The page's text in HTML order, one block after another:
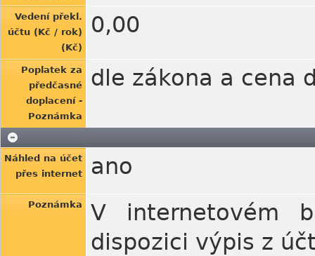
Vedení překl.
účtu (Kč / rok)
(Kč)
0,00
Poplatek za
předčasné
doplacení -
Poznámka
dle zákona a cena
Náhled na účet
přes internet
ano
Poznámka
V internetovém
dispozici výpis z